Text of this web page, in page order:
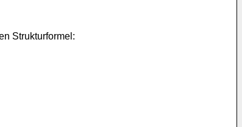
Strukturformel: